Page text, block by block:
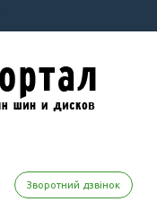
Зворотний дзвінок